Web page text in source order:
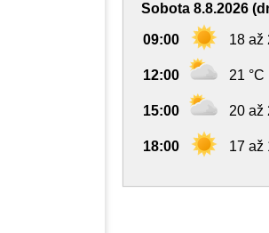
Sobota 8.8.2026
09:00 18 až
12:00 21 °C
15:00 20 až
18:00 17 až